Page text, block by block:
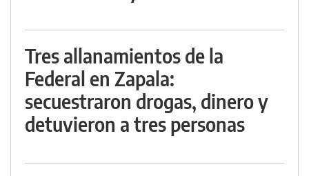
Tres allanamientos de la
Federal en Zapala:
secuestraron drogas, dinero y
detuvieron a tres personas